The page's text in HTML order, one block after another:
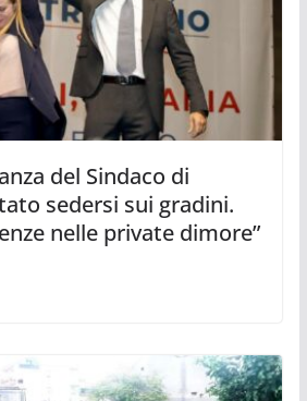
del Sindaco di
sedersi sui gradini.
nelle private dimore”